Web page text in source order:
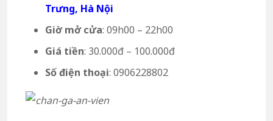
Trưng, Hà Nội
Giờ mở cửa: 09h00 – 22h00
Giá tiền: 30.000đ – 100.000đ
Số điện thoại: 0906228802